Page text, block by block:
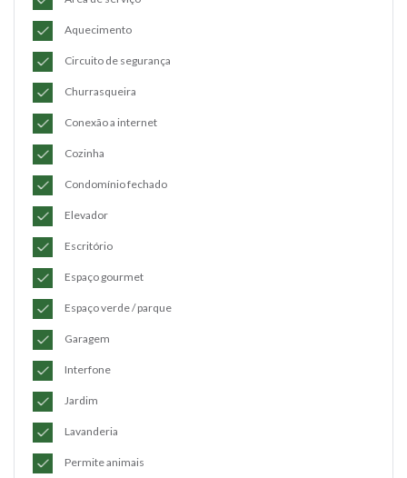
Aquecimento
Circuito de segurança
Churrasqueira
Conexão a internet
Cozinha
Condomínio fechado
Elevador
Escritório
Espaço gourmet
Espaço verde / parque
Garagem
Interfone
Jardim
Lavanderia
Permite animais